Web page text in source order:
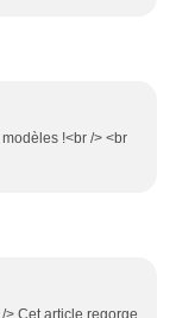
!<br /> <br
> Cet article regorge